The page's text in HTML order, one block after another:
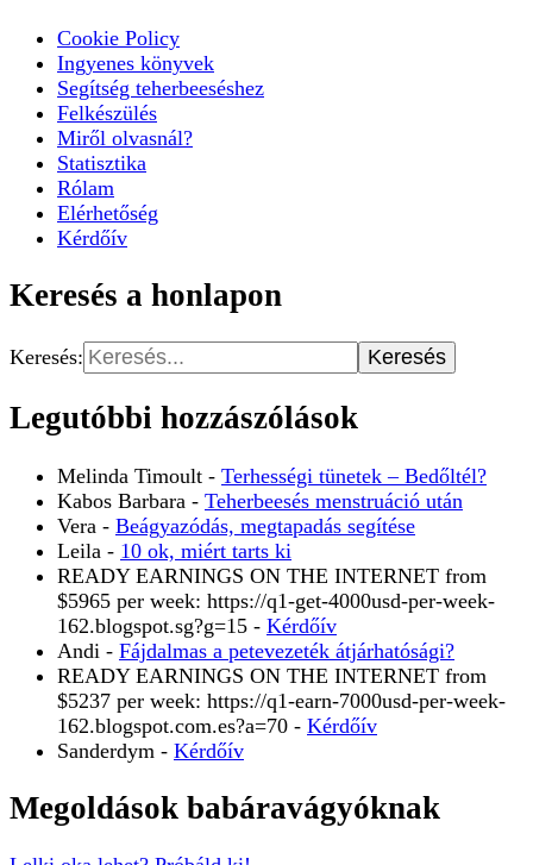
Cookie Policy
Ingyenes könyvek
Segítség teherbeeséshez
Felkészülés
Miről olvasnál?
Statisztika
Rólam
Elérhetőség
Kérdőív
Keresés a honlapon
Keresés:
Legutóbbi hozzászólások
Melinda Timoult - Terhességi tünetek – Bedőltél?
Kabos Barbara - Teherbeesés menstruáció után
Vera - Beágyazódás, megtapadás segítése
Leila - 10 ok, miért tarts ki
READY EARNINGS ON THE INTERNET from
$5965 per week: https://q1-get-4000usd-per-week-
162.blogspot.sg?g=15 - Kérdőív
Andi - Fájdalmas a petevezeték átjárhatósági?
READY EARNINGS ON THE INTERNET from
$5237 per week: https://q1-earn-7000usd-per-week-
162.blogspot.com.es?a=70 - Kérdőív
Sanderdym - Kérdőív
Megoldások babáravágyóknak